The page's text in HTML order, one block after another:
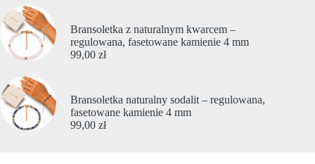
Bransoletka z naturalnym kwarcem –
regulowana, fasetowane kamienie 4 mm
99,00 zł
Bransoletka naturalny sodalit – regulowana,
fasetowane kamienie 4 mm
99,00 zł